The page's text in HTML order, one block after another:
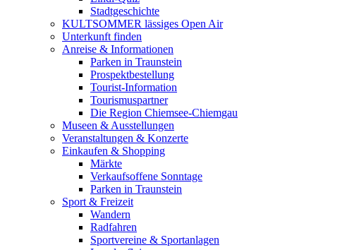
Stadtgeschichte
KULTSOMMER lässiges Open Air
Unterkunft finden
Anreise & Informationen
Parken in Traunstein
Prospektbestellung
Tourist-Information
Tourismuspartner
Die Region Chiemsee-Chiemgau
Museen & Ausstellungen
Veranstaltungen & Konzerte
Einkaufen & Shopping
Märkte
Verkaufsoffene Sonntage
Parken in Traunstein
Sport & Freizeit
Wandern
Radfahren
Sportvereine & Sportanlagen